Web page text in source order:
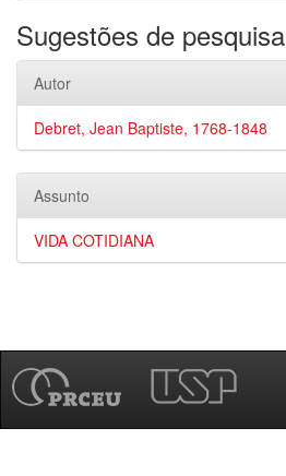
Sugestões de pesquisa
Autor
Debret, Jean Baptiste, 1768-1848
Assunto
VIDA COTIDIANA